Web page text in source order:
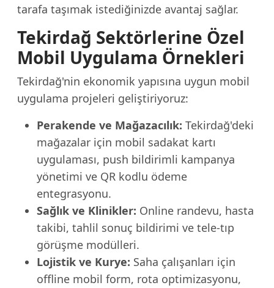
tarafa taşımak istediğinizde avantaj sağlar.
Tekirdağ Sektörlerine Özel
Mobil Uygulama Örnekleri
Tekirdağ'nin ekonomik yapısına uygun mobil
uygulama projeleri geliştiriyoruz:
Perakende ve Mağazacılık: Tekirdağ'deki
mağazalar için mobil sadakat kartı
uygulaması, push bildirimli kampanya
yönetimi ve QR kodlu ödeme
entegrasyonu.
Sağlık ve Klinikler: Online randevu, hasta
takibi, tahlil sonuç bildirimi ve tele-tıp
görüşme modülleri.
Lojistik ve Kurye: Saha çalışanları için
offline mobil form, rota optimizasyonu,